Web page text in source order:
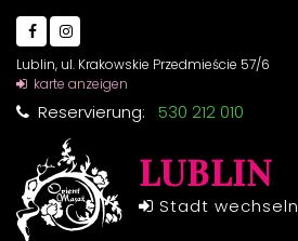
Lublin, ul. Krakowskie Przedmieście 57/6
karte anzeigen
Reservierung: 530 212 010
LUBLIN
Stadt wechseln